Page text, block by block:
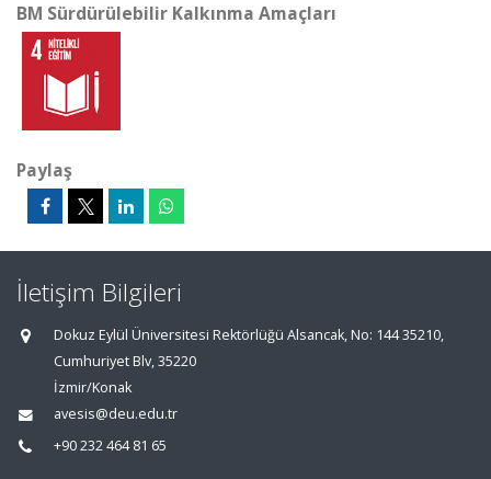
BM Sürdürülebilir Kalkınma Amaçları
Paylaş
İletişim Bilgileri
Dokuz Eylül Üniversitesi Rektörlüğü Alsancak, No: 144 35210,
Cumhuriyet Blv, 35220
İzmir/Konak
avesis@deu.edu.tr
+90 232 464 81 65